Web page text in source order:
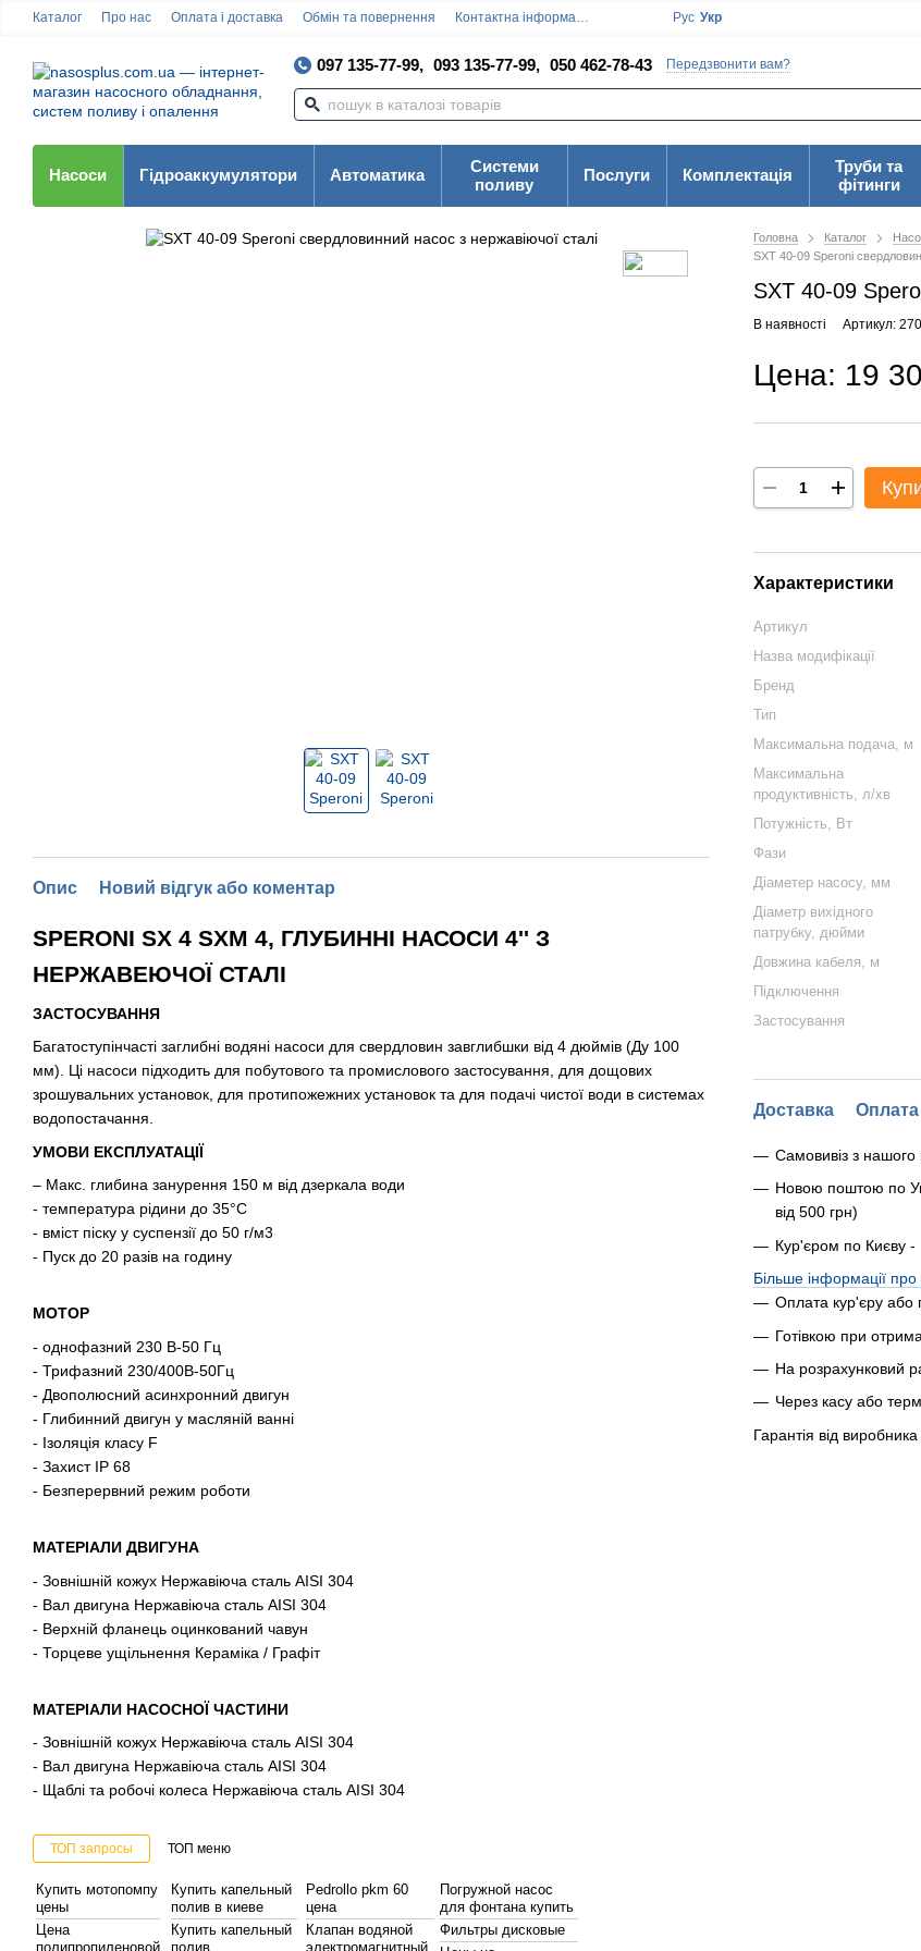
Каталог Про нас Оплата і доставка Обмін та повернення Контактна інформація Угода користувача
Рус Укр
097 135-77-99, 093 135-77-99, 050 462-78-43 Передзвонити вам?
Насоси Гідроаккумулятори Автоматика
Системи
поливу
Послуги Комплектація
Труби та
фітинги
Опис Новий відгук або коментар
SPERONI SX 4 SXM 4, ГЛУБИННІ НАСОСИ 4'' З
НЕРЖАВЕЮЧОЇ СТАЛІ
ЗАСТОСУВАННЯ
Багатоступінчасті заглибні водяні насоси для свердловин завглибшки від 4 дюймів (Ду 100
мм). Ці насоси підходить для побутового та промислового застосування, для дощових
зрошувальних установок, для протипожежних установок та для подачі чистої води в системах
водопостачання.
УМОВИ ЕКСПЛУАТАЦІЇ
– Макс. глибина занурення 150 м від дзеркала води
- температура рідини до 35°C
- вміст піску у суспензії до 50 г/м3
- Пуск до 20 разів на годину
МОТОР
- однофазний 230 В-50 Гц
- Трифазний 230/400В-50Гц
- Двополюсний асинхронний двигун
- Глибинний двигун у масляній ванні
- Ізоляція класу F
- Захист IP 68
- Безперервний режим роботи
МАТЕРІАЛИ ДВИГУНА
- Зовнішній кожух Нержавіюча сталь AISI 304
- Вал двигуна Нержавіюча сталь AISI 304
- Верхній фланець оцинкований чавун
- Торцеве ущільнення Кераміка / Графіт
МАТЕРІАЛИ НАСОСНОЇ ЧАСТИНИ
- Зовнішній кожух Нержавіюча сталь AISI 304
- Вал двигуна Нержавіюча сталь AISI 304
- Щаблі та робочі колеса Нержавіюча сталь AISI 304
ТОП запросы ТОП меню
Купить мотопомпу
цены
Цена
полипропиленовой
Купить капельный
полив в киеве
Купить капельный
полив
Pedrollo pkm 60
цена
Клапан водяной
электромагнитный
Погружной насос
для фонтана купить
Фильтры дисковые
Головна Каталог
SXT 40-09 Speroni
SXT 40-09
В наявності Артикул:
Цена: 19
Характеристики
Артикул
Назва модифікації
Бренд
Тип
Максимальна подача, м
Максимальна
продуктивність, л/хв
Потужність, Вт
Фази
Діаметер насосу, мм
Діаметр вихідного
патрубку, дюйми
Довжина кабеля, м
Підключення
Застосування
Доставка Оплата
Самовивіз з
Новою поштою по
від 500 грн)
Кур'єром по Києву -
Більше інформації про
Оплата кур'єру або
Готівкою при
На розрахунковий
Через касу або
Гарантія від